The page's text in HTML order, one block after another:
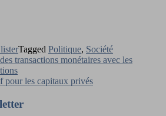
Tagged Politique, Société
transactions monétaires avec les
pour les capitaux privés